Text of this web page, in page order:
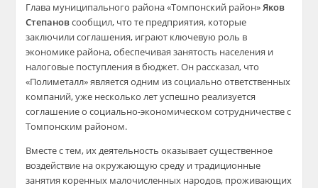
Глава муниципального района «Томпонский район»Яков
Степановсообщил, что те предприятия, которые
заключили соглашения, играют ключевую роль в
экономике района, обеспечивая занятость населения и
налоговые поступления в бюджет. Он рассказал, что
«Полиметалл» является одним из социально ответственных
компаний, уже несколько лет успешно реализуется
соглашение о социально-экономическом сотрудничестве с
Томпонским районом.
Вместе с тем, их деятельность оказывает существенное
воздействие на окружающую среду и традиционные
занятия коренных малочисленных народов, проживающих